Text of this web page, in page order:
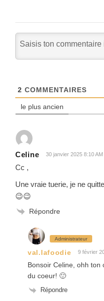
2 COMMENTAIRES
le plus ancien
Celine 30 janvier 2025 8:10 AM
Cc ,
Une vraie tuerie, je ne
😉😉
Répondre
Administrateur
val.lafoodie 9 février
Bonsoir Celine, ohh ton
du coeur! 🙂
Répondre